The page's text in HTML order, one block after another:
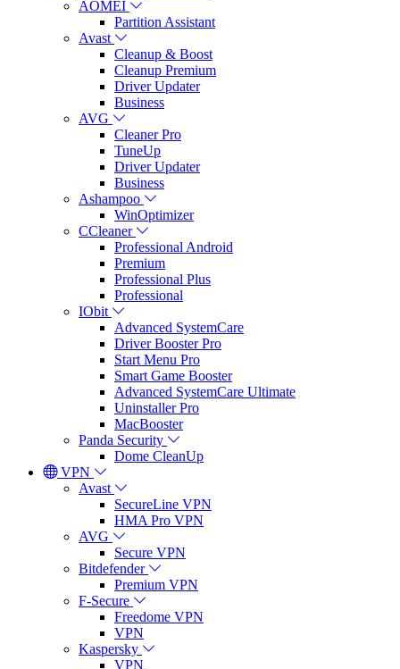
AOMEI
Partition Assistant
Avast
Cleanup & Boost
Cleanup Premium
Driver Updater
Business
AVG
Cleaner Pro
TuneUp
Driver Updater
Business
Ashampoo
WinOptimizer
CCleaner
Professional Android
Premium
Professional Plus
Professional
IObit
Advanced SystemCare
Driver Booster Pro
Start Menu Pro
Smart Game Booster
Advanced SystemCare Ultimate
Uninstaller Pro
MacBooster
Panda Security
Dome CleanUp
VPN
Avast
SecureLine VPN
HMA Pro VPN
AVG
Secure VPN
Bitdefender
Premium VPN
F-Secure
Freedome VPN
VPN
Kaspersky
VPN